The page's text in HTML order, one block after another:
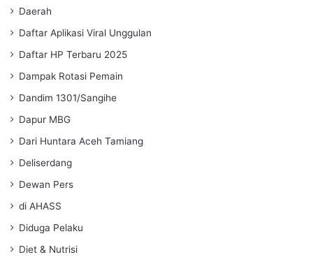
Daerah
Daftar Aplikasi Viral Unggulan
Daftar HP Terbaru 2025
Dampak Rotasi Pemain
Dandim 1301/Sangihe
Dapur MBG
Dari Huntara Aceh Tamiang
Deliserdang
Dewan Pers
di AHASS
Diduga Pelaku
Diet & Nutrisi